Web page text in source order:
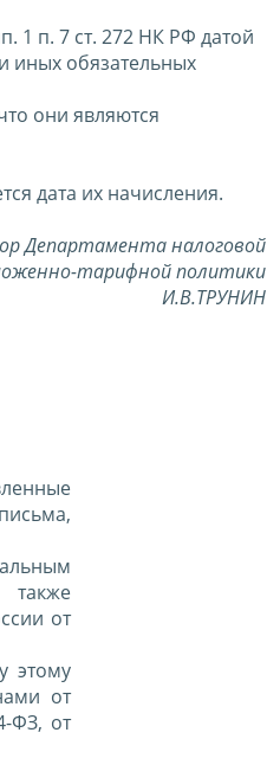
1 п. 7 ст. 272 НК РФ датой
иных обязательных
они являются
дата их начисления.
Департамента налоговой
тарифной политики
И.В.ТРУНИН
от
этому
от
ФЗ, от